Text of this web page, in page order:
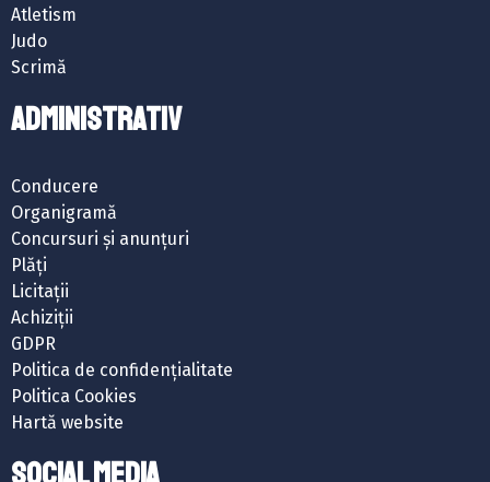
Atletism
Judo
Scrimă
ADMINISTRATIV
Conducere
Organigramă
Concursuri și anunțuri
Plăți
Licitații
Achiziții
GDPR
Politica de confidențialitate
Politica Cookies
Hartă website